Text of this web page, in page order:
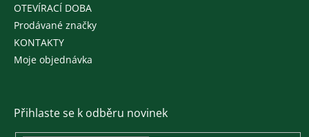
OTEVÍRACÍ DOBA
Prodávané značky
KONTAKTY
Moje objednávka
Přihlaste se k odběru novinek